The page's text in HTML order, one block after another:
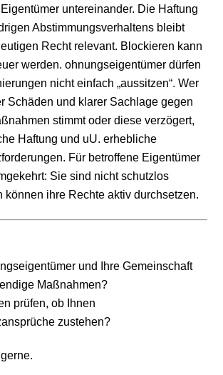
untereinander. Die Haftung
Abstimmungsverhaltens bleibt
Recht relevant. Blockieren kann
werden. ohnungseigentümer dürfen
nicht einfach „aussitzen“. Wer
Schäden und klarer Sachlage gegen
stimmt oder diese verzögert,
Haftung und uU. erhebliche
Für betroffene Eigentümer
Sie sind nicht schutzlos
können ihre Rechte aktiv durchsetzen.
und Ihre Gemeinschaft
Maßnahmen?
prüfen, ob Ihnen
zustehen?